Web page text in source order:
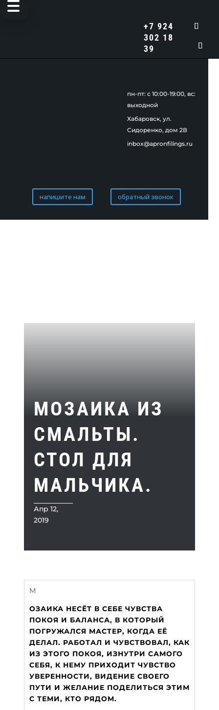
+7 924
302 18
39
пн-пт: c 10:00-19:00, вс:
выходной
Хабаровск, ул.
Сидоренко, дом 2В
inbox@apronfilings.ru
напишите нам обратный звонок
МОЗАИКА ИЗ
СМАЛЬТЫ.
СТОЛ ДЛЯ
МАЛЬЧИКА.
Апр 12,
2019
М
ОЗАИКА НЕСЁТ В СЕБЕ ЧУВСТВА
ПОКОЯ И БАЛАНСА, В КОТОРЫЙ
ПОГРУЖАЛСЯ МАСТЕР, КОГДА ЕЁ
ДЕЛАЛ. РАБОТАЛ И ЧУВСТВОВАЛ, КАК
ИЗ ЭТОГО ПОКОЯ, ИЗНУТРИ САМОГО
СЕБЯ, К НЕМУ ПРИХОДИТ ЧУВСТВО
УВЕРЕННОСТИ, ВИДЕНИЕ СВОЕГО
ПУТИ И ЖЕЛАНИЕ ПОДЕЛИТЬСЯ ЭТИМ
С ТЕМИ, КТО РЯДОМ.